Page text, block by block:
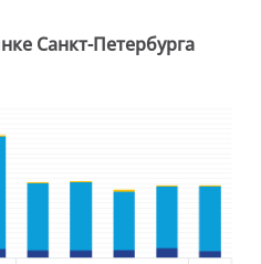
Санкт-Петербурга